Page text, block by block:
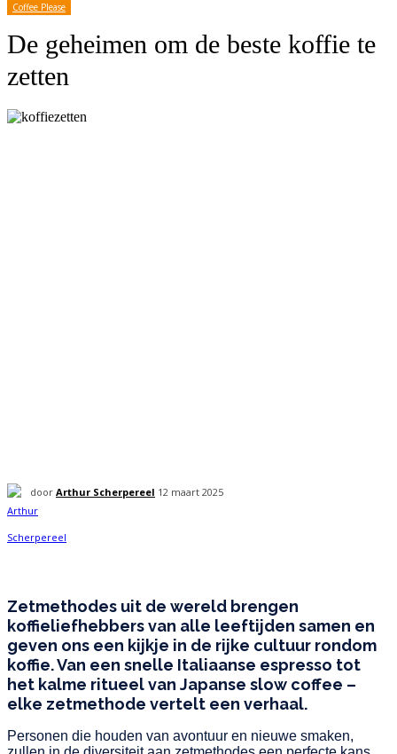
Coffee Please
De geheimen om de beste koffie te
zetten
door Arthur Scherpereel 12 maart 2025
Zetmethodes uit de wereld brengen
koffieliefhebbers van alle leeftijden samen en
geven ons een kijkje in de rijke cultuur rondom
koffie. Van een snelle Italiaanse espresso tot
het kalme ritueel van Japanse slow coffee –
elke zetmethode vertelt een verhaal.
Personen die houden van avontuur en nieuwe smaken,